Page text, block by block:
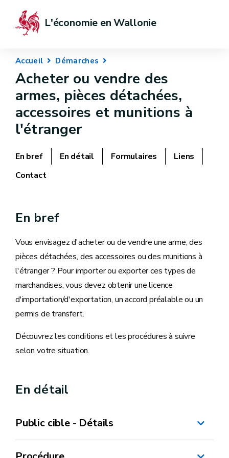
L'économie en Wallonie
Accueil Démarches
Acheter ou vendre des
armes, pièces détachées,
accessoires et munitions à
l'étranger
En bref En détail Formulaires
Liens
Contact
En bref
Vous envisagez d'acheter ou de vendre une arme, des
pièces détachées, des accessoires ou des munitions à
l'étranger ? Pour importer ou exporter ces types de
marchandises, vous devez obtenir une licence
d'importation/d'exportation, un accord préalable ou un
permis de transfert.
Découvrez les conditions et les procédures à suivre
selon votre situation.
En détail
Public cible - Détails